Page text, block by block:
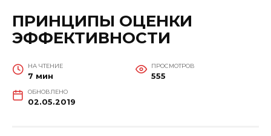
ПРИНЦИПЫ ОЦЕНКИ
ЭФФЕКТИВНОСТИ
НА ЧТЕНИЕ
7 мин
ПРОСМОТРОВ
555
ОБНОВЛЕНО
02.05.2019